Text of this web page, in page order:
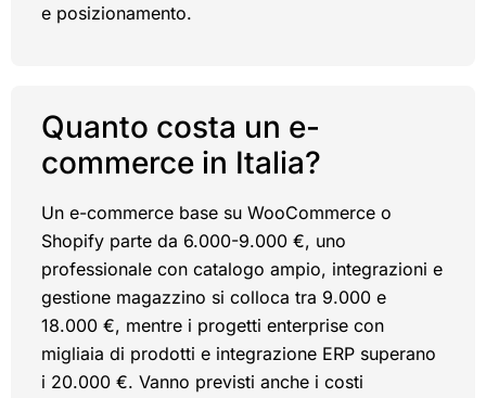
e posizionamento.
Quanto costa un e-
commerce in Italia?
Un e-commerce base su WooCommerce o
Shopify parte da 6.000-9.000 €, uno
professionale con catalogo ampio, integrazioni e
gestione magazzino si colloca tra 9.000 e
18.000 €, mentre i progetti enterprise con
migliaia di prodotti e integrazione ERP superano
i 20.000 €. Vanno previsti anche i costi